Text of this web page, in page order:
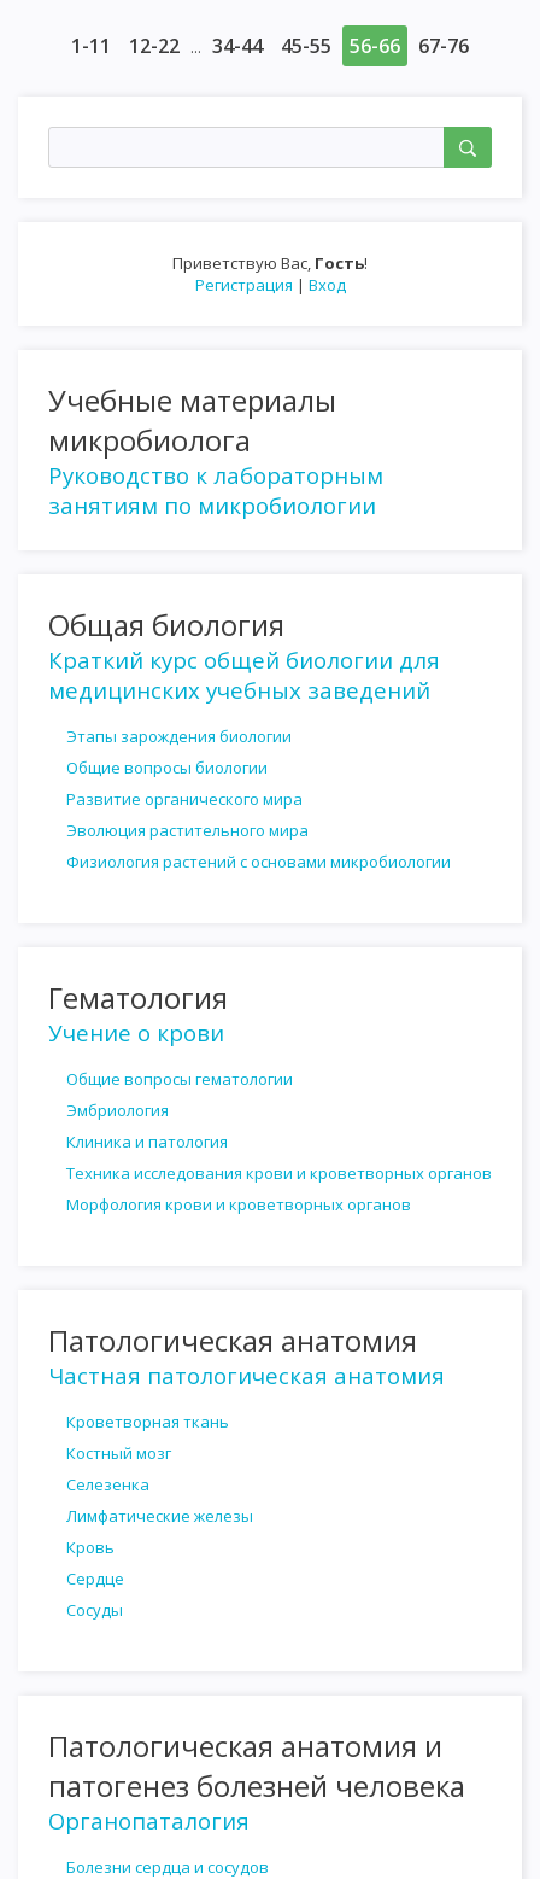
Приветствую Вас, Гость!
Регистрация | Вход
Учебные материалы
микробиолога
Руководство к лабораторным
занятиям по микробиологии
Общая биология
Краткий курс общей биологии для
медицинских учебных заведений
Этапы зарождения биологии
Общие вопросы биологии
Развитие органического мира
Эволюция растительного мира
Физиология растений с основами микробиологии
Гематология
Учение о крови
Общие вопросы гематологии
Эмбриология
Клиника и патология
Техника исследования крови и кроветворных органов
Морфология крови и кроветворных органов
Патологическая анатомия
Частная патологическая анатомия
Кроветворная ткань
Костный мозг
Селезенка
Лимфатические железы
Кровь
Сердце
Сосуды
Патологическая анатомия и
патогенез болезней человека
Органопаталогия
Болезни сердца и сосудов
1-11 12-22 ... 34-44 45-55 56-66 67-76